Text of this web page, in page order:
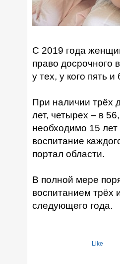
С 2019 года
право досрочного
у тех, у кого пять
При наличии трёх
лет, четырех – в
необходимо 15
воспитание
портал области.
В полной мере
воспитанием трёх
следующего года.
Like